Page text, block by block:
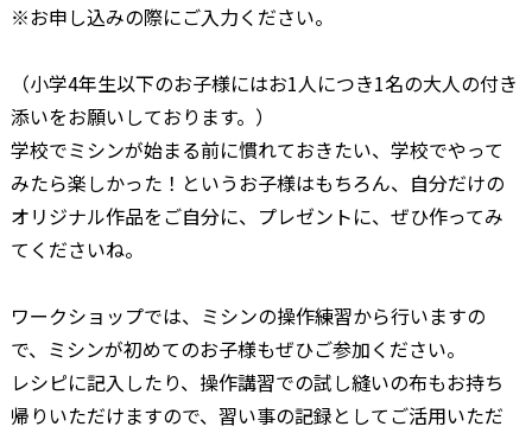
※お申し込みの際にご入力ください。
（小学4年生以下のお子様にはお1人につき1名の大人の付き
添いをお願いしております。）
学校でミシンが始まる前に慣れておきたい、学校でやって
みたら楽しかった！というお子様はもちろん、自分だけの
オリジナル作品をご自分に、プレゼントに、ぜひ作ってみ
てくださいね。
ワークショップでは、ミシンの操作練習から行いますの
で、ミシンが初めてのお子様もぜひご参加ください。
レシピに記入したり、操作講習での試し縫いの布もお持ち
帰りいただけますので、習い事の記録としてご活用いただ